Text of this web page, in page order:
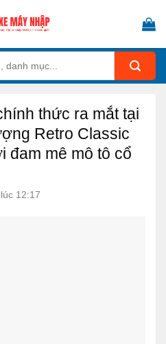
thức ra mắt tại
Retro Classic
đam mê mô tô cổ
12:17